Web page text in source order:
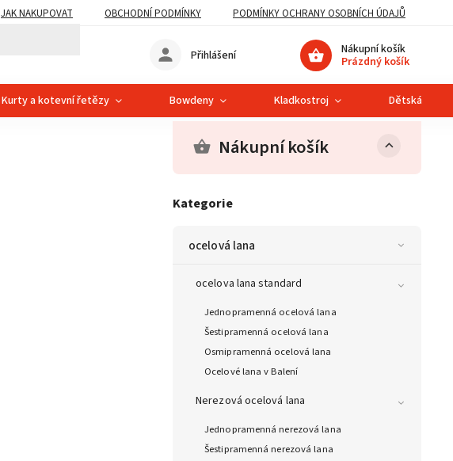
JAK NAKUPOVAT OBCHODNÍ PODMÍNKY PODMÍNKY OCHRANY OSOBNÍCH ÚDAJŮ
Nákupní košík
Prázdný košík
Přihlášení
Kurty a kotevní řetězy Bowdeny Kladkostroj Dětská
Nákupní košík
Kategorie
ocelová lana
ocelova lana standard
Jednopramenná ocelová lana
Šestipramenná ocelová lana
Osmipramenná ocelová lana
Ocelové lana v Balení
Nerezová ocelová lana
Jednopramenná nerezová lana
Šestipramenná nerezová lana